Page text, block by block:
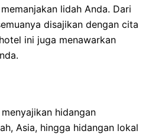
lidah Anda. Dari
disajikan dengan cita
ini juga menawarkan
hidangan
Asia, hingga hidangan lokal